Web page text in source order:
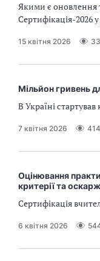
Якими є оновлення
Сертифікація-2026
15 квітня 2026
Мільйон гривень
В Україні
7 квітня 2026 414
Оцінювання
критерії та
Сертифікація
6 квітня 2026